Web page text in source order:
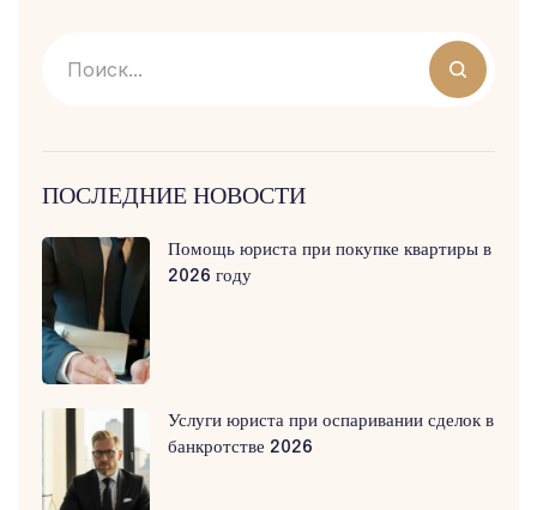
ПОСЛЕДНИЕ НОВОСТИ
Помощь юриста при покупке квартиры в
2026 году
Услуги юриста при оспаривании сделок в
банкротстве 2026